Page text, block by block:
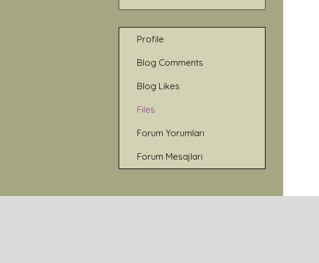
Profile
Blog Comments
Blog Likes
Files
Forum Yorumları
Forum Mesajları